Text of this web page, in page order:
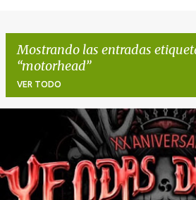
Mostrando las entradas
motorhead
VER TODO
t